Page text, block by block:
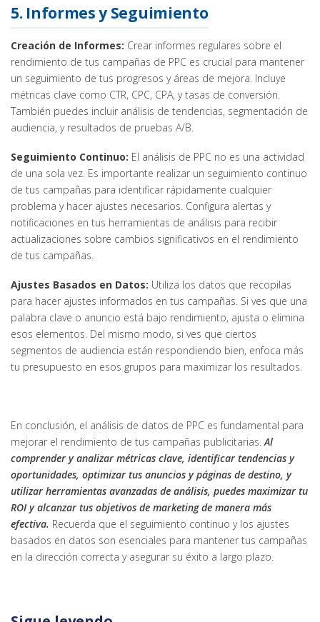
5. Informes y Seguimiento
Creación de Informes: Crear informes regulares sobre el
rendimiento de tus campañas de PPC es crucial para mantener
un seguimiento de tus progresos y áreas de mejora. Incluye
métricas clave como CTR, CPC, CPA, y tasas de conversión.
También puedes incluir análisis de tendencias, segmentación de
audiencia, y resultados de pruebas A/B.
Seguimiento Continuo: El análisis de PPC no es una actividad
de una sola vez. Es importante realizar un seguimiento continuo
de tus campañas para identificar rápidamente cualquier
problema y hacer ajustes necesarios. Configura alertas y
notificaciones en tus herramientas de análisis para recibir
actualizaciones sobre cambios significativos en el rendimiento
de tus campañas.
Ajustes Basados en Datos: Utiliza los datos que recopilas
para hacer ajustes informados en tus campañas. Si ves que una
palabra clave o anuncio está bajo rendimiento, ajusta o elimina
esos elementos. Del mismo modo, si ves que ciertos
segmentos de audiencia están respondiendo bien, enfoca más
tu presupuesto en esos grupos para maximizar los resultados.
En conclusión, el análisis de datos de PPC es fundamental para
mejorar el rendimiento de tus campañas publicitarias.Al
comprender y analizar métricas clave, identificar tendencias y
oportunidades, optimizar tus anuncios y páginas de destino, y
utilizar herramientas avanzadas de análisis, puedes maximizar tu
ROI y alcanzar tus objetivos de marketing de manera más
efectiva. Recuerda que el seguimiento continuo y los ajustes
basados en datos son esenciales para mantener tus campañas
en la dirección correcta y asegurar su éxito a largo plazo.